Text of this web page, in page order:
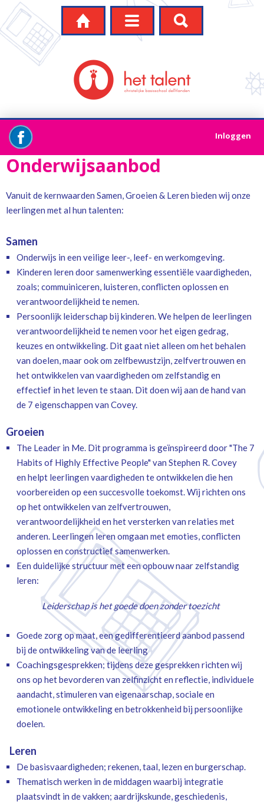
  
 Inloggen
Onderwijsaanbod
Vanuit de kernwaarden Samen, Groeien & Leren bieden wij onze
leerlingen met al hun talenten:
Samen
Onderwijs in een veilige leer-, leef- en werkomgeving.
Kinderen leren door samenwerking essentiële vaardigheden,
zoals; commuiniceren, luisteren, conflicten oplossen en
verantwoordelijkheid te nemen.
Persoonlijk leiderschap bij kinderen. We helpen de leerlingen
verantwoordelijkheid te nemen voor het eigen gedrag,
keuzes en ontwikkeling. Dit gaat niet alleen om het behalen
van doelen, maar ook om zelfbewustzijn, zelfvertrouwen en
het ontwikkelen van vaardigheden om zelfstandig en
effectief in het leven te staan. Dit doen wij aan de hand van
de 7 eigenschappen van Covey.
Groeien
The Leader in Me. Dit programma is geïnspireerd door "The 7
Habits of Highly Effective People" van Stephen R. Covey
en helpt leerlingen vaardigheden te ontwikkelen die hen
voorbereiden op een succesvolle toekomst. Wij richten ons
op het ontwikkelen van zelfvertrouwen,
verantwoordelijkheid en het versterken van relaties met
anderen. Leerlingen leren omgaan met emoties, conflicten
oplossen en constructief samenwerken.
Een duidelijke structuur met een opbouw naar zelfstandig
leren:
Leiderschap is het goede doen zonder toezicht
Goede zorg op maat, een gedifferentieerd aanbod passend
bij de ontwikkeling van de leerling
Coachingsgesprekken; tijdens deze gesprekken richten wij
ons op het bevorderen van zelfinzicht en reflectie, individuele
aandacht, stimuleren van eigenaarschap, sociale en
emotionele ontwikkeling en betrokkenheid bij persoonlijke
doelen.
Leren
De basisvaardigheden; rekenen, taal, lezen en burgerschap.
Thematisch werken in de middagen waarbij integratie
plaatsvindt in de vakken; aardrijkskunde, geschiedenis,